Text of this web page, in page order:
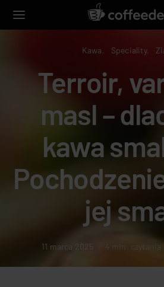
Kawa Speciality
Terroir,
masl –
kawa
jej
11 marca 2025 4 min. czytania